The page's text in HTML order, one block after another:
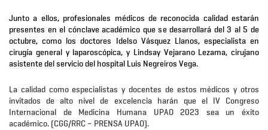
Junto a ellos, profesionales médicos de reconocida calidad estarán
presentes en el cónclave académico que se desarrollará del 3 al 5 de
octubre, como los doctores Idelso Vásquez Llanos, especialista en
cirugía general y laparoscópica, y Lindsay Vejarano Lezama, cirujano
asistente del servicio del hospital Luis Negreiros Vega.
La calidad como especialistas y docentes de estos médicos y otros
invitados de alto nivel de excelencia harán que el IV Congreso
Internacional de Medicina Humana UPAO 2023 sea un éxito
académico. (CGG/RRC – PRENSA UPAO).